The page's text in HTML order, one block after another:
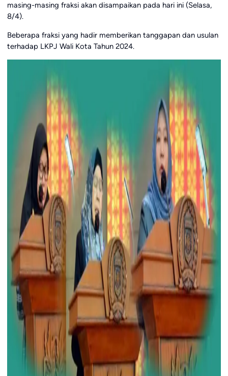
masing-masing fraksi akan disampaikan pada hari ini (Selasa,
8/4).
Beberapa fraksi yang hadir memberikan tanggapan dan usulan
terhadap LKPJ Wali Kota Tahun 2024.